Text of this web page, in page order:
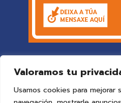
Valoramos tu
Usamos cookies para mejorar